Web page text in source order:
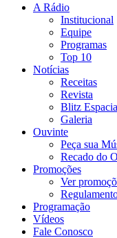
A Rádio
Institucional
Equipe
Programas
Top 10
Notícias
Receitas
Revista
Blitz
Galeria
Ouvinte
Peça sua
Recado do
Promoções
Ver
Programação
Vídeos
Fale Conosco